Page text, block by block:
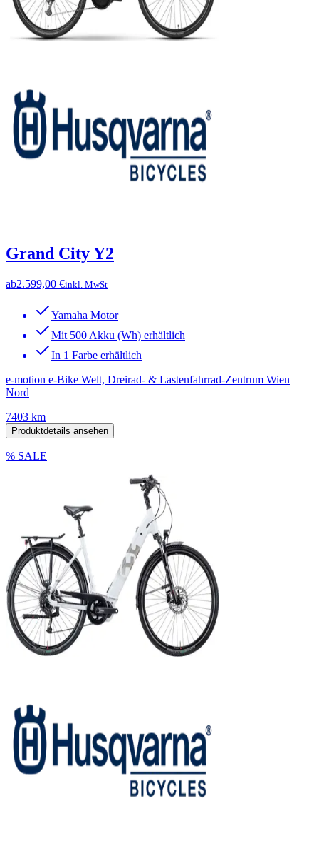
Grand City Y2
ab2.599,00 €inkl. MwSt
Yamaha Motor
Mit 500 Akku (Wh) erhältlich
In 1 Farbe erhältlich
e-motion e-Bike Welt, Dreirad- & Lastenfahrrad-Zentrum Wien
Nord
7403 km
Produktdetails ansehen
% SALE